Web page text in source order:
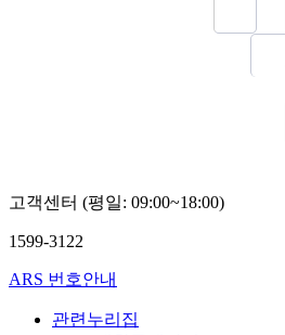
고객센터 (평일: 09:00~18:00)
1599-3122
ARS 번호안내
관련누리집